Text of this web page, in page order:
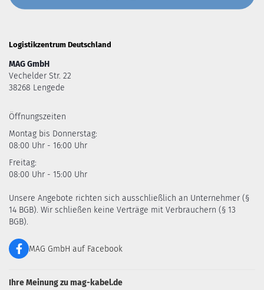
Logistikzentrum Deutschland
MAG GmbH
Vechelder Str. 22
38268 Lengede
Öffnungszeiten
Montag bis Donnerstag:
08:00 Uhr - 16:00 Uhr
Freitag:
08:00 Uhr - 15:00 Uhr
Unsere Angebote richten sich ausschließlich an Unternehmer (§
14 BGB). Wir schließen keine Verträge mit Verbrauchern (§ 13
BGB).
MAG GmbH auf Facebook
Ihre Meinung zu mag-kabel.de